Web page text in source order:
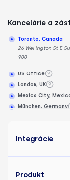
Kancelárie a
Toronto, Canada
26 Wellington St E
900,
US Office
London, UK
Mexico City,
München, Germany
Integrácie
Produkt